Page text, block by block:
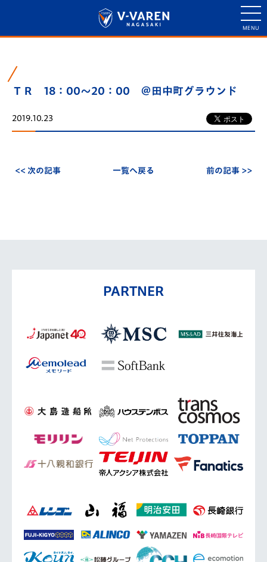
ＴＲ 18：00～20：00 ＠田中町グラウンド
2019.10.23
<< 次の記事 一覧へ戻る 前の記事 >>
PARTNER